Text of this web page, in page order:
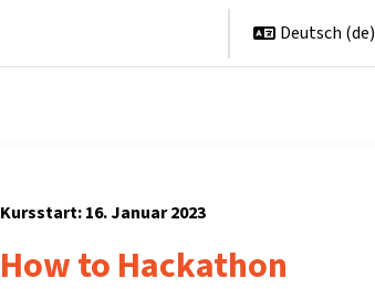
Deutsch ‎(de)‎
Kursstart: 16. Januar 2023
How to Hackathon